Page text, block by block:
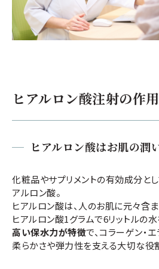
ヒアルロン酸注射の作
ヒアルロン酸はお肌の潤
化粧品やサプリメントの有効成分と
アルロン酸。
ヒアルロン酸は、人のお肌に元々含
ヒアルロン酸1グラムで6リットルの
高い保水力が特徴で、コラーゲン・
柔らかさや弾力性を支える大切な役